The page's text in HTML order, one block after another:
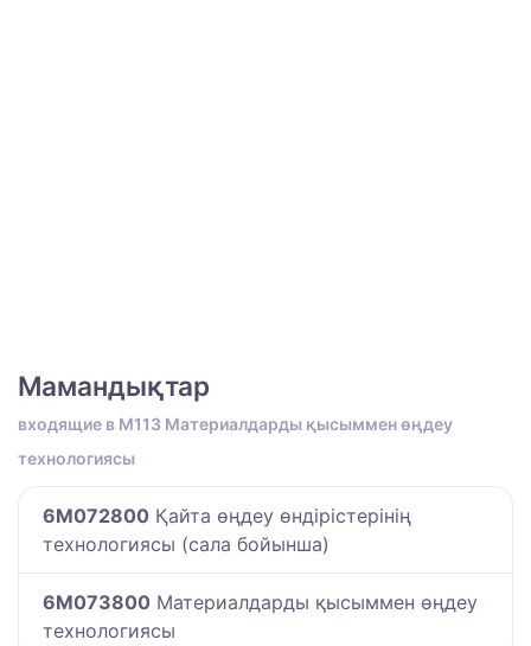
Мамандықтар
входящие в M113 Материалдарды қысыммен өңдеу
технологиясы
6M072800 Қайта өңдеу өндірістерінің
технологиясы (сала бойынша)
6M073800 Материалдарды қысыммен өңдеу
технологиясы